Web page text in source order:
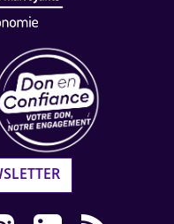
AVH dans une
AVH dans
sur X AVH dans une
suivre sur Instagram
Nous suivre sur
Flux RSS